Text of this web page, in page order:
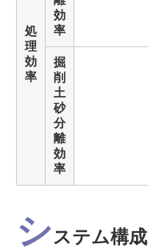
処
理
効
率
効
率
掘
削
土
砂
分
離
効
率
システム構成